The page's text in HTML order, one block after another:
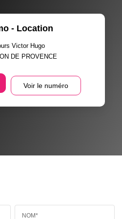
- Location
Victor Hugo
DE PROVENCE
Voir le numéro
NOM*